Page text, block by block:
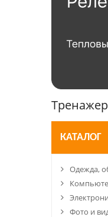
КАТАЛОГ
Одежда,
Фото и